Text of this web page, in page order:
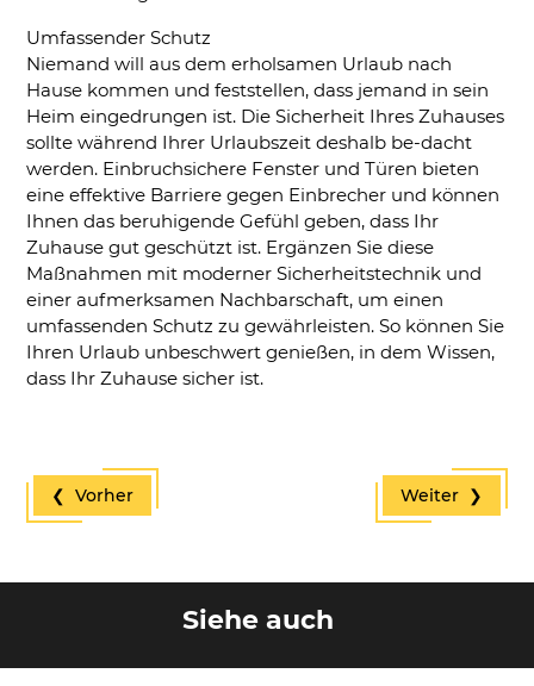
Umfassender Schutz
Niemand will aus dem erholsamen Urlaub nach
Hause kommen und feststellen, dass jemand in sein
Heim eingedrungen ist. Die Sicherheit Ihres Zuhauses
sollte während Ihrer Urlaubszeit deshalb be-dacht
werden. Einbruchsichere Fenster und Türen bieten
eine effektive Barriere gegen Einbrecher und können
Ihnen das beruhigende Gefühl geben, dass Ihr
Zuhause gut geschützt ist. Ergänzen Sie diese
Maßnahmen mit moderner Sicherheitstechnik und
einer aufmerksamen Nachbarschaft, um einen
umfassenden Schutz zu gewährleisten. So können Sie
Ihren Urlaub unbeschwert genießen, in dem Wissen,
dass Ihr Zuhause sicher ist.
❮ Vorher Weiter ❯
Siehe auch